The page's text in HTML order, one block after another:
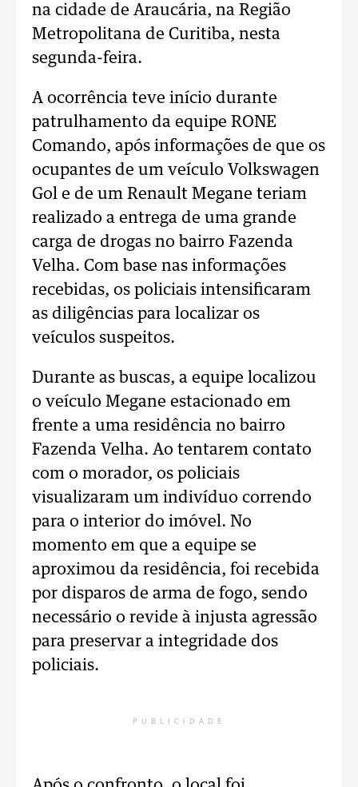
na cidade de Araucária, na Região
Metropolitana de Curitiba, nesta
segunda-feira.
A ocorrência teve início durante
patrulhamento da equipe RONE
Comando, após informações de que os
ocupantes de um veículo Volkswagen
Gol e de um Renault Megane teriam
realizado a entrega de uma grande
carga de drogas no bairro Fazenda
Velha. Com base nas informações
recebidas, os policiais intensificaram
as diligências para localizar os
veículos suspeitos.
Durante as buscas, a equipe localizou
o veículo Megane estacionado em
frente a uma residência no bairro
Fazenda Velha. Ao tentarem contato
com o morador, os policiais
visualizaram um indivíduo correndo
para o interior do imóvel. No
momento em que a equipe se
aproximou da residência, foi recebida
por disparos de arma de fogo, sendo
necessário o revide à injusta agressão
para preservar a integridade dos
policiais.
PUBLICIDADE